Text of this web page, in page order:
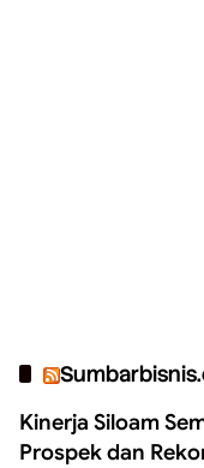
Kinerja Siloam
Prospek dan